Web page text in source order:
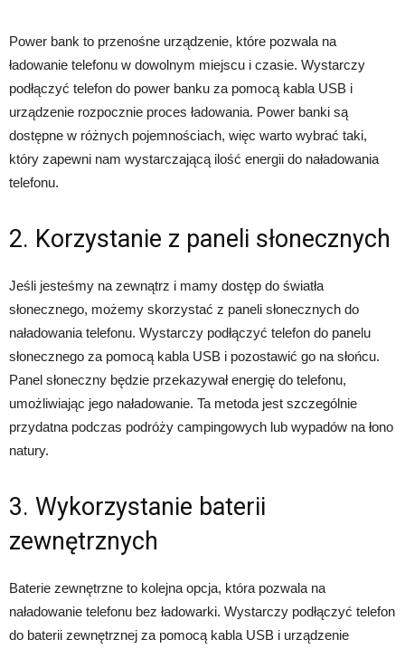
Power bank to przenośne urządzenie, które pozwala na
ładowanie telefonu w dowolnym miejscu i czasie. Wystarczy
podłączyć telefon do power banku za pomocą kabla USB i
urządzenie rozpocznie proces ładowania. Power banki są
dostępne w różnych pojemnościach, więc warto wybrać taki,
który zapewni nam wystarczającą ilość energii do naładowania
telefonu.
2. Korzystanie z paneli słonecznych
Jeśli jesteśmy na zewnątrz i mamy dostęp do światła
słonecznego, możemy skorzystać z paneli słonecznych do
naładowania telefonu. Wystarczy podłączyć telefon do panelu
słonecznego za pomocą kabla USB i pozostawić go na słońcu.
Panel słoneczny będzie przekazywał energię do telefonu,
umożliwiając jego naładowanie. Ta metoda jest szczególnie
przydatna podczas podróży campingowych lub wypadów na łono
natury.
3. Wykorzystanie baterii
zewnętrznych
Baterie zewnętrzne to kolejna opcja, która pozwala na
naładowanie telefonu bez ładowarki. Wystarczy podłączyć telefon
do baterii zewnętrznej za pomocą kabla USB i urządzenie